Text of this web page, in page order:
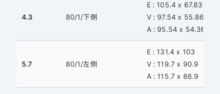
4.3 80/1/下側
E : 105.4 x 67.83
V : 97.54 x 55.86
A : 95.54 x 54.36
5.7 80/1/左側
E : 131.4 x 103
V : 119.7 x 90.9
A : 115.7 x 86.9